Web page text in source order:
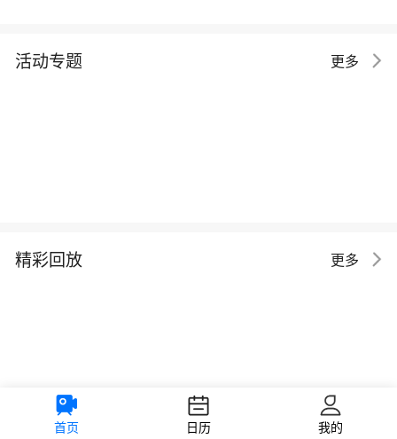
活动专题 更多
精彩回放 更多
首页 日历 我的